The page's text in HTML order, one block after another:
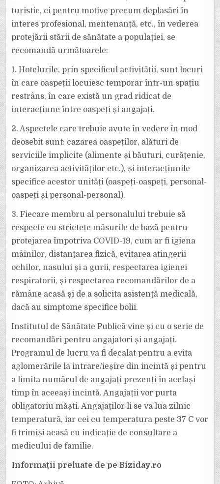
turistic, ci pentru motive precum deplasări în
interes profesional, mentenanță, etc., în vederea
protejării stării de sănătate a populației, se
recomandă următoarele:
1. Hotelurile, prin specificul activității, sunt locuri
în care oaspeții locuiesc temporar într-un spațiu
restrâns, în care există un grad ridicat de
interacțiune între oaspeți și angajați.
2. Aspectele care trebuie avute în vedere în mod
deosebit sunt: cazarea oaspeților, alături de
serviciile implicite (alimente și băuturi, curățenie,
organizarea activităților etc.), și interacțiunile
specifice acestor unități (oaspeți-oaspeți, personal-
oaspeți și personal-personal).
3. Fiecare membru al personalului trebuie să
respecte cu strictețe măsurile de bază pentru
protejarea împotriva COVID-19, cum ar fi igiena
mâinilor, distanțarea fizică, evitarea atingerii
ochilor, nasului și a gurii, respectarea igienei
respiratorii, și respectarea recomandărilor de a
rămâne acasă și de a solicita asistență medicală,
dacă au simptome specifice bolii.
Institutul de Sănătate Publică vine și cu o serie de
recomandări pentru angajatori și angajați.
Programul de lucru va fi decalat pentru a evita
aglomerările la intrare/ieșire din incintă și pentru
a limita numărul de angajați prezenți în același
timp în aceeași incintă. Angajații vor purta
obligatoriu măști. Angajaților li se va lua zilnic
temperatură, iar cei cu temperatura peste 37 C vor
fi trimiși acasă cu indicație de consultare a
medicului de familie.
Informații preluate de pe Biziday.ro